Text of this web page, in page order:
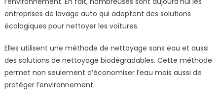
entreprises de lavage auto qui adoptent des solutions
écologiques pour nettoyer les voitures.
Elles utilisent une méthode de nettoyage sans eau et aussi
des solutions de nettoyage biodégradables. Cette méthode
permet non seulement d’économiser l’eau mais aussi de
protéger l’environnement.